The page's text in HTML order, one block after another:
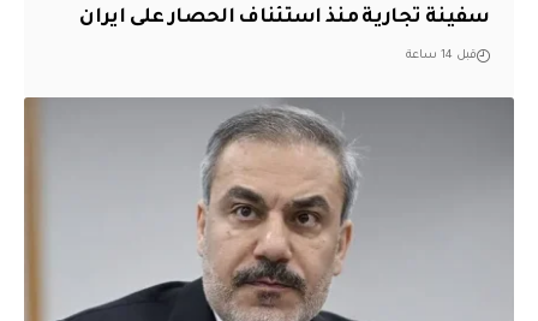
سفينة تجارية منذ استئناف الحصار على ايران
قبل 14 ساعة